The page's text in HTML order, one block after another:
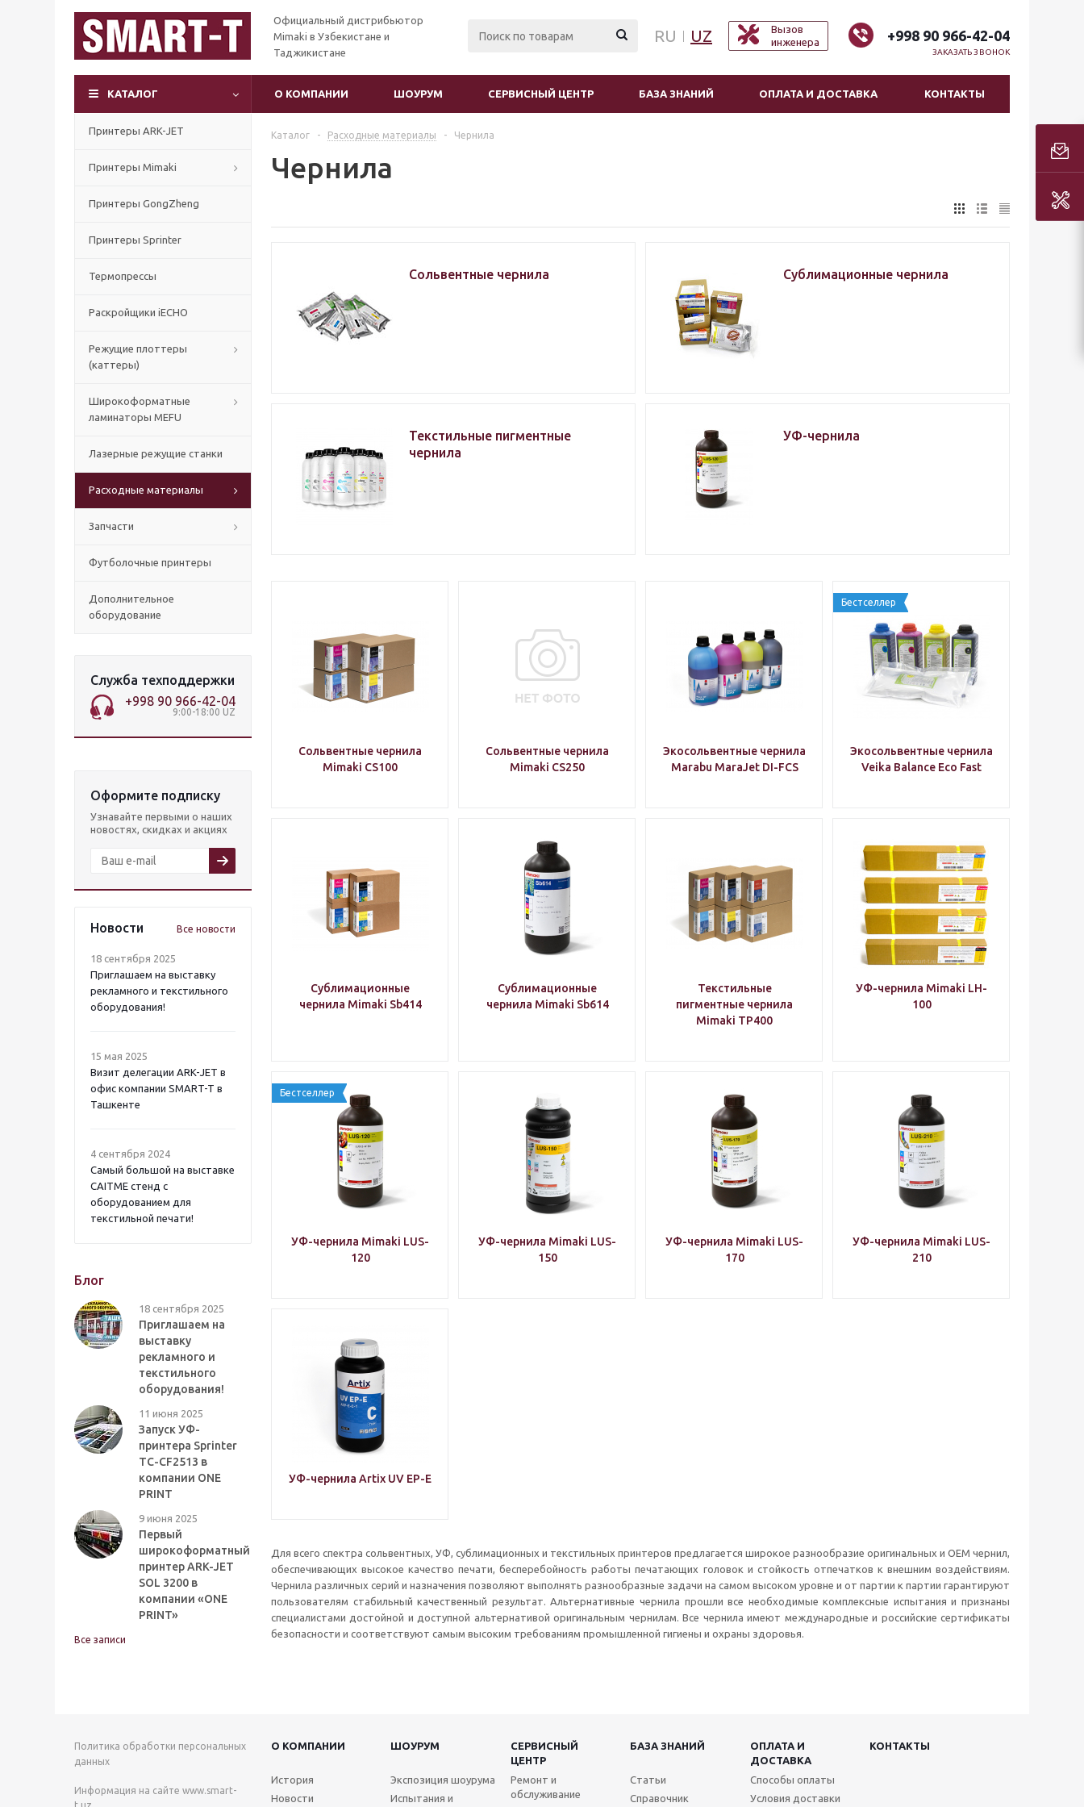
Официальный дистрибьютор
Mimaki в Узбекистане и
Таджикистане
RU UZ
Вызов
инженера
+998 90 966-42-04
ЗАКАЗАТЬ ЗВОНОК
КАТАЛОГ О КОМПАНИИ ШОУРУМ СЕРВИСНЫЙ ЦЕНТР БАЗА ЗНАНИЙ ОПЛАТА И ДОСТАВКА КОНТАКТЫ
Принтеры ARK-JET
Принтеры Mimaki
Принтеры GongZheng
Принтеры Sprinter
Термопрессы
Раскройщики iECHO
Режущие плоттеры
(каттеры)
Широкоформатные
ламинаторы MEFU
Лазерные режущие станки
Расходные материалы
Запчасти
Футболочные принтеры
Дополнительное
оборудование
Служба техподдержки
+998 90 966-42-04
9:00-18:00 UZ
Оформите подписку
Узнавайте первыми о наших
новостях, скидках и акциях
Новости Все новости
18 сентября 2025
Приглашаем на выставку
рекламного и текстильного
оборудования!
15 мая 2025
Визит делегации ARK-JET в
офис компании SMART-T в
Ташкенте
4 сентября 2024
Самый большой на выставке
CAITME стенд с
оборудованием для
текстильной печати!
Блог
18 сентября 2025
Приглашаем на
выставку
рекламного и
текстильного
оборудования!
11 июня 2025
Запуск УФ-
принтера Sprinter
TC-CF2513 в
компании ONE
PRINT
9 июня 2025
Первый
широкоформатный
принтер ARK-JET
SOL 3200 в
компании «ONE
PRINT»
Все записи
Каталог - Расходные материалы - Чернила
Чернила
Сольвентные чернила Сублимационные чернила
Текстильные пигментные
чернила
УФ-чернила
Сольвентные чернила
Mimaki CS100
Сольвентные чернила
Mimaki CS250
Экосольвентные чернила
Marabu MaraJet DI-FCS
Бестселлер
Экосольвентные чернила
Veika Balance Eco Fast
Сублимационные
чернила Mimaki Sb414
Сублимационные
чернила Mimaki Sb614
Текстильные
пигментные чернила
Mimaki TP400
УФ-чернила Mimaki LH-
100
Бестселлер
УФ-чернила Mimaki LUS-
120
УФ-чернила Mimaki LUS-
150
УФ-чернила Mimaki LUS-
170
УФ-чернила Mimaki LUS-
210
УФ-чернила Artix UV EP-E
Для всего спектра сольвентных, УФ, сублимационных и текстильных принтеров предлагается широкое разнообразие оригинальных и OEM чернил,
обеспечивающих высокое качество печати, бесперебойность работы печатающих головок и стойкость отпечатков к внешним воздействиям.
Чернила различных серий и назначения позволяют выполнять разнообразные задачи на самом высоком уровне и от партии к партии гарантируют
пользователям стабильный качественный результат. Альтернативные чернила прошли все необходимые комплексные испытания и признаны
специалистами достойной и доступной альтернативой оригинальным чернилам. Все чернила имеют международные и российские сертификаты
безопасности и соответствуют самым высоким требованиям промышленной гигиены и охраны здоровья.
Политика обработки персональных
данных
Информация на сайте www.smart-
О КОМПАНИИ ШОУРУМ
СЕРВИСНЫЙ
ЦЕНТР
БАЗА ЗНАНИЙ
ОПЛАТА И
ДОСТАВКА
КОНТАКТЫ
История
Новости
Экспозиция шоурума
Испытания и
Ремонт и
обслуживание
Статьи
Справочник
Способы оплаты
Условия доставки